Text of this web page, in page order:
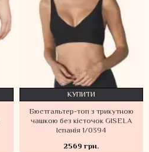
Бюстгальтер-топ з трикутною
чашкою без кісточок GISELA
Іспанія 1/0394
2569 грн.
КУПИТИ